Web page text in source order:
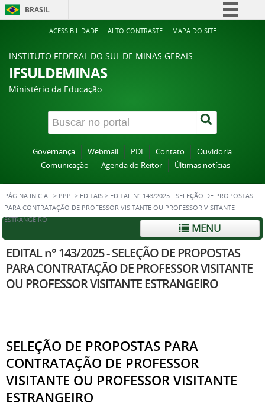
BRASIL
Simplifique!
ACESSIBILIDADE ALTO CONTRASTE MAPA DO SITE
INSTITUTO FEDERAL DO SUL DE MINAS GERAIS
IFSULDEMINAS
Ministério da Educação
Governança Webmail PDI Contato
Ouvidoria
Comunicação
Agenda do Reitor Últimas notícias
PÁGINA INICIAL > PPPI > EDITAIS > EDITAL N° 143/2025 - SELEÇÃO DE PROPOSTAS
PARA CONTRATAÇÃO DE PROFESSOR VISITANTE OU PROFESSOR VISITANTE
ESTRANGEIRO
MENU
EDITAL n° 143/2025 - SELEÇÃO DE PROPOSTAS
PARA CONTRATAÇÃO DE PROFESSOR VISITANTE
OU PROFESSOR VISITANTE ESTRANGEIRO
SELEÇÃO DE PROPOSTAS PARA
CONTRATAÇÃO DE PROFESSOR
VISITANTE OU PROFESSOR VISITANTE
ESTRANGEIRO